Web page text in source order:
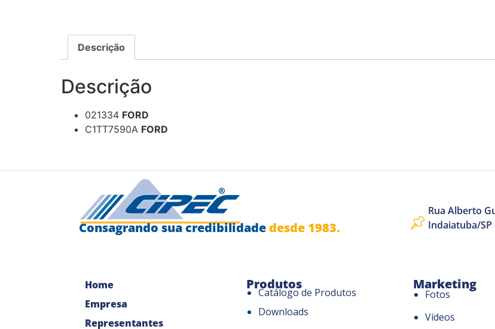
Descrição
Descrição
021334 FORD
C1TT7590A FORD
Consagrando sua credibilidadedesde 1983.
Rua Alberto
Indaiatuba/SP
Home
Empresa
Representantes
Produtos
Catálogo de Produtos
Downloads
Marketing
Fotos
Vídeos